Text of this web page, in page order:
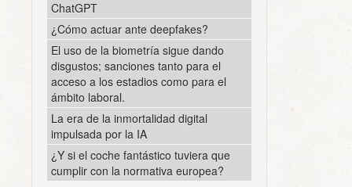
ChatGPT
¿Cómo actuar ante deepfakes?
El uso de la biometría sigue dando
disgustos; sanciones tanto para el
acceso a los estadios como para el
ámbito laboral.
La era de la inmortalidad digital
impulsada por la IA
¿Y si el coche fantástico tuviera que
cumplir con la normativa europea?